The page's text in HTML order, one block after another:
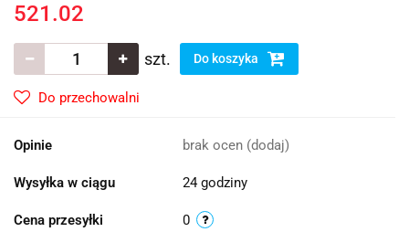
521.02
szt. Do koszyka
Do przechowalni
Opinie brak ocen (dodaj)
Wysyłka w ciągu 24 godziny
Cena przesyłki 0